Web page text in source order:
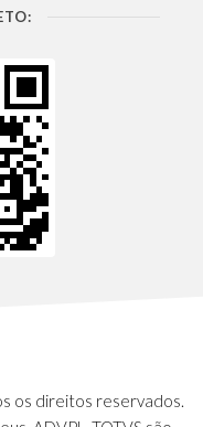
os direitos reservados.